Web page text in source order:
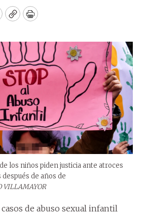
CopyPrint
los niños piden justicia ante atroces
de años de
VILLAMAYOR
de abuso sexual infantil